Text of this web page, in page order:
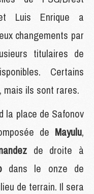
Luis Enrique a
changements par
titulaires de
Certains
mais ils sont rares.
la place de Safonov
de Mayulu,
de droite à
dans le onze de
de terrain. Il sera